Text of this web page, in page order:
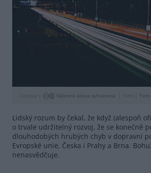
Licence | Některá práva vyhrazena Foto | Tom
Lidský rozum by čekal, že když (alespoň
o trvale udržitelný rozvoj, že se konečně
dlouhodobých hrubých chyb v dopravní
Evropské unie, Česka i Prahy a Brna.
nenasvědčuje.